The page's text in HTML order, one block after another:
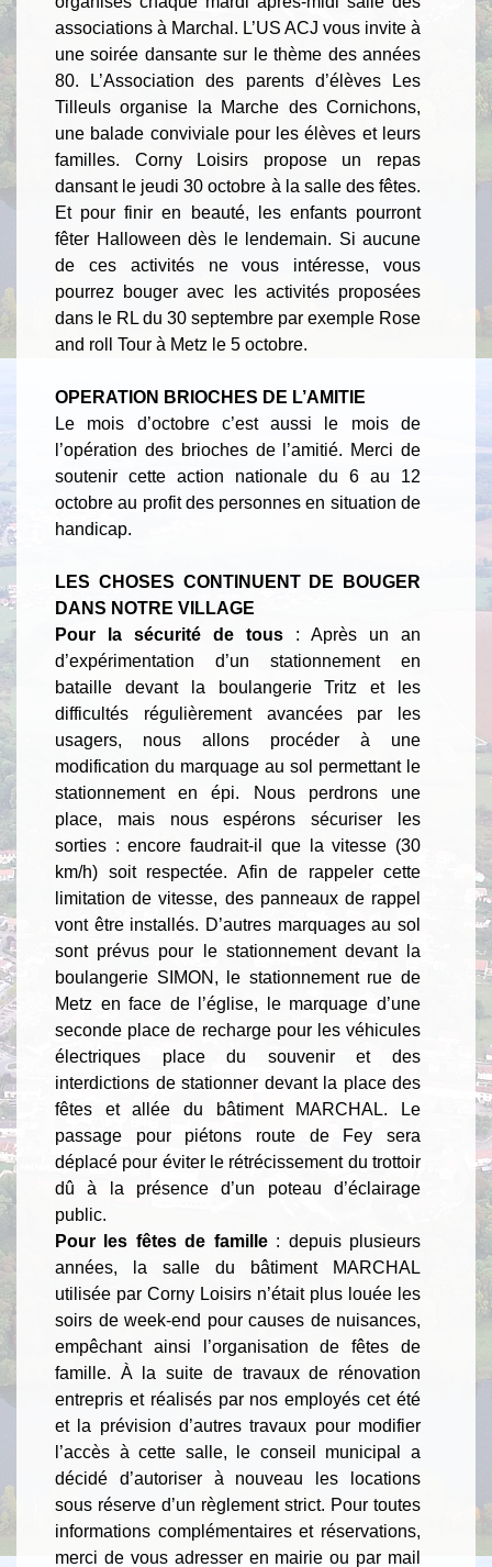
associations à Marchal. L’US ACJ vous invite à
une soirée dansante sur le thème des années
80. L’Association des parents d’élèves Les
Tilleuls organise la Marche des Cornichons,
une balade conviviale pour les élèves et leurs
familles. Corny Loisirs propose un repas
dansant le jeudi 30 octobre à la salle des fêtes.
Et pour finir en beauté, les enfants pourront
fêter Halloween dès le lendemain. Si aucune
de ces activités ne vous intéresse, vous
pourrez bouger avec les activités proposées
dans le RL du 30 septembre par exemple Rose
and roll Tour à Metz le 5 octobre.
OPERATION BRIOCHES DE L’AMITIE
Le mois d’octobre c’est aussi le mois de
l’opération des brioches de l’amitié. Merci de
soutenir cette action nationale du 6 au 12
octobre au profit des personnes en situation de
handicap.
LES CHOSES CONTINUENT DE BOUGER
DANS NOTRE VILLAGE
Pour la sécurité de tous : Après un an
d’expérimentation d’un stationnement en
bataille devant la boulangerie Tritz et les
difficultés régulièrement avancées par les
usagers, nous allons procéder à une
modification du marquage au sol permettant le
stationnement en épi. Nous perdrons une
place, mais nous espérons sécuriser les
sorties : encore faudrait-il que la vitesse (30
km/h) soit respectée. Afin de rappeler cette
limitation de vitesse, des panneaux de rappel
vont être installés. D’autres marquages au sol
sont prévus pour le stationnement devant la
boulangerie SIMON, le stationnement rue de
Metz en face de l’église, le marquage d’une
seconde place de recharge pour les véhicules
électriques place du souvenir et des
interdictions de stationner devant la place des
fêtes et allée du bâtiment MARCHAL. Le
passage pour piétons route de Fey sera
déplacé pour éviter le rétrécissement du trottoir
dû à la présence d’un poteau d’éclairage
public.
Pour les fêtes de famille : depuis plusieurs
années, la salle du bâtiment MARCHAL
utilisée par Corny Loisirs n’était plus louée les
soirs de week-end pour causes de nuisances,
empêchant ainsi l’organisation de fêtes de
famille. À la suite de travaux de rénovation
entrepris et réalisés par nos employés cet été
et la prévision d’autres travaux pour modifier
l’accès à cette salle, le conseil municipal a
décidé d’autoriser à nouveau les locations
sous réserve d’un règlement strict. Pour toutes
informations complémentaires et réservations,
merci de vous adresser en mairie ou par mail